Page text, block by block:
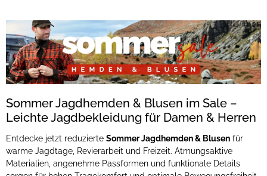
Sommer Jagdhemden & Blusen im Sale –
Leichte Jagdbekleidung für Damen & Herren
Entdecke jetzt reduzierte Sommer Jagdhemden & Blusen für
warme Jagdtage, Revierarbeit und Freizeit. Atmungsaktive
Materialien, angenehme Passformen und funktionale Details